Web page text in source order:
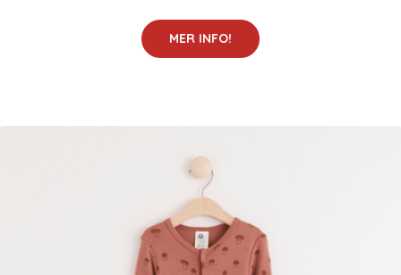
MER INFO!